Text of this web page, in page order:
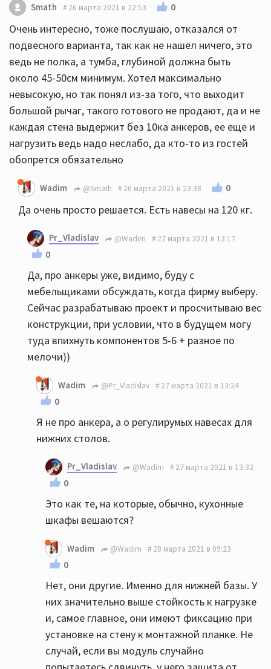
Smath 26 марта 2021 в 22:53 0
Очень интересно, тоже послушаю, отказался от
подвесного варианта, так как не нашёл ничего, это
ведь не полка, а тумба, глубиной должна быть
около 45-50см минимум. Хотел максимально
невысокую, но так понял из-за того, что выходит
большой рычаг, такого готового не продают, да и не
каждая стена выдержит без 10ка анкеров, ее еще и
нагрузить ведь надо неслабо, да кто-то из гостей
обопрется обязательно
Wadim @Smath 26 марта 2021 в 23:38 0
Да очень просто решается. Есть навесы на 120 кг.
Pr_Vladislav @Wadim 27 марта 2021 в 13:17
0
Да, про анкеры уже, видимо, буду с
мебельщиками обсуждать, когда фирму выберу.
Сейчас разрабатываю проект и просчитываю вес
конструкции, при условии, что в будущем могу
туда впихнуть компонентов 5-6 + разное по
мелочи))
Wadim @Pr_Vladislav 27 марта 2021 в 13:24
0
Я не про анкера, а о регулирумых навесах для
нижних столов.
Pr_Vladislav @Wadim 27 марта 2021 в 13:32
0
Это как те, на которые, обычно, кухонные
шкафы вешаются?
Wadim @Wadim 28 марта 2021 в 09:23
0
Нет, они другие. Именно для нижней базы. У
них значительно выше стойкость к нагрузке
и, самое главное, они имеют фиксацию при
установке на стену к монтажной планке. Не
случай, если вы модуль случайно